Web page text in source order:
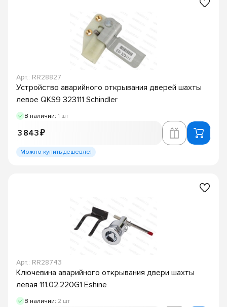
Арт.: RR28827
Устройство аварийного открывания дверей шахты
левое QKS9 323111 Schindler
В наличии: 1 шт
3 843 ₽
Можно купить дешевле!
Арт.: RR28743
Ключевина аварийного открывания двери шахты
левая 111.02.220G1 Eshine
В наличии: 2 шт